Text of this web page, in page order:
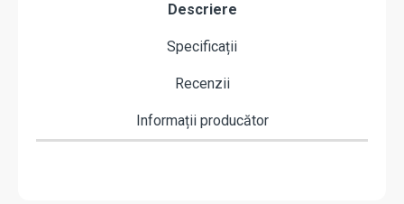
Descriere
Specificații
Recenzii
Informații producător